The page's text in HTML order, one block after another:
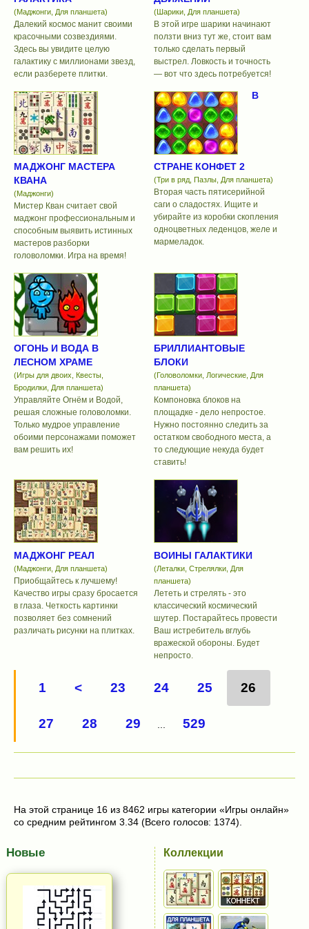
(Маджонги, Для планшета)
Далекий космос манит своими
красочными созвездиями.
Здесь вы увидите целую
галактику с миллионами звезд,
если разберете плитки.
(Шарики, Для планшета)
В этой игре шарики начинают
ползти вниз тут же, стоит вам
только сделать первый
выстрел. Ловкость и точность
— вот что здесь потребуется!
МАДЖОНГ МАСТЕРА
КВАНА
(Маджонги)
Мистер Кван считает свой
маджонг профессиональным и
способным выявить истинных
мастеров разборки
головоломки. Игра на время!
В
СТРАНЕ КОНФЕТ 2
(Три в ряд, Пазлы, Для планшета)
Вторая часть пятисерийной
саги о сладостях. Ищите и
убирайте из коробки скопления
одноцветных леденцов, желе и
мармеладок.
ОГОНЬ И ВОДА В
ЛЕСНОМ ХРАМЕ
(Игры для двоих, Квесты,
Бродилки, Для планшета)
Управляйте Огнём и Водой,
решая сложные головоломки.
Только мудрое управление
обоими персонажами поможет
вам решить их!
БРИЛЛИАНТОВЫЕ
БЛОКИ
(Головоломки, Логические, Для
планшета)
Компоновка блоков на
площадке - дело непростое.
Нужно постоянно следить за
остатком свободного места, а
то следующие некуда будет
ставить!
МАДЖОНГ РЕАЛ
(Маджонги, Для планшета)
Приобщайтесь к лучшему!
Качество игры сразу бросается
в глаза. Четкость картинки
позволяет без сомнений
различать рисунки на плитках.
ВОИНЫ ГАЛАКТИКИ
(Леталки, Стрелялки, Для
планшета)
Лететь и стрелять - это
классический космический
шутер. Постарайтесь провести
Ваш истребитель вглубь
вражеской обороны. Будет
непросто.
1 < 23 24 25 26
27 28 29 529
На этой странице 16 из 8462 игры категории «Игры онлайн»
со средним рейтингом 3.34 (Всего голосов: 1374).
Новые Коллекции